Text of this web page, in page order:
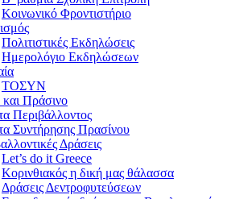
Κοινωνικό Φροντιστήριο
Πολιτιστικές Εκδηλώσεις
Ημερολόγιο Εκδηλώσεων
ΤΟΣΥΝ
Πράσινο
Περιβάλλοντος
Συντήρησης Πρασίνου
Δράσεις
Let’s do it Greece
Kορινθιακός η δική μας θάλασσα
Δράσεις Δεντροφυτεύσεων